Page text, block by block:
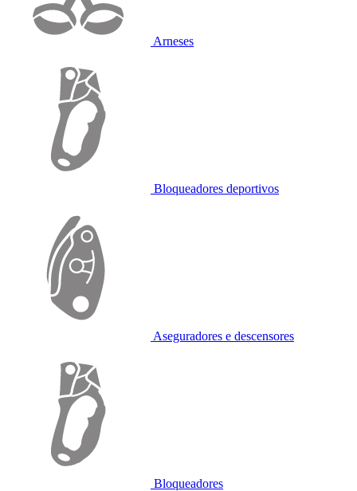
Arneses
Bloqueadores deportivos
Aseguradores e descensores
Bloqueadores